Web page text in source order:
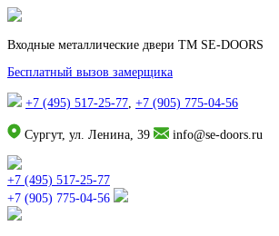
Входные металлические двери TM SE-DOORS
Бесплатный вызов замерщика
+7 (495) 517-25-77, +7 (905) 775-04-56
Сургут, ул. Ленина, 39 info@se-doors.ru
+7 (495) 517-25-77
+7 (905) 775-04-56